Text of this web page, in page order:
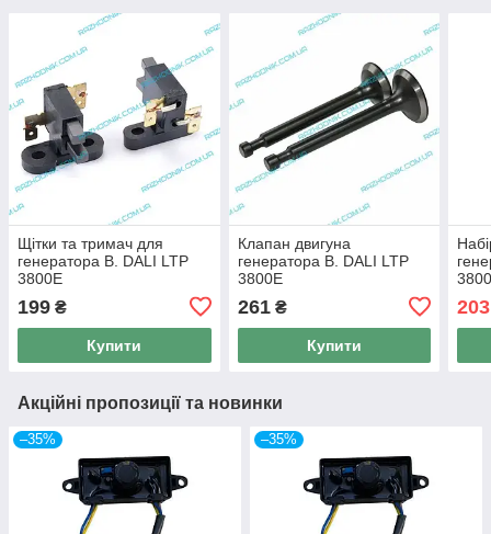
Щітки та тримач для
генератора B. DALI LTP
3800E
199 ₴
Купити
Клапан двигуна
генератора B. DALI LTP
3800E
261₴
Купити
Акційні пропозиції та новинки
–35% –35%